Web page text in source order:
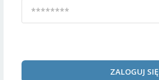
ZALOGUJ SIĘ